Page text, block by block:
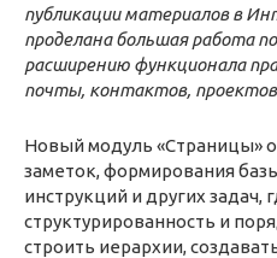
публикации материалов в
проделана большая работа
расширению функционала
почты, контактов, проектов
Новый модуль «Страницы»
заметок, формирования
инструкций и других задач,
структурированность и
строить иерархии,